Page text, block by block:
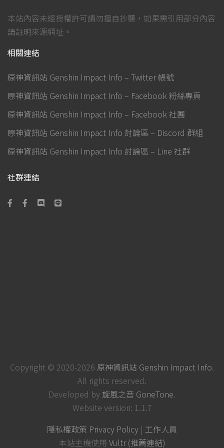
本站內容未經授權許可請勿擅自抄襲，如果需引用部分內容
請註明來源網址。
相關連結
原神資訊站 Genshin Impact Info – Twitter 帳號
原神資訊站 Genshin Impact Info – Facebook 粉絲專頁
原神資訊站 Genshin Impact Info – Facebook 社團
原神資訊站 Genshin Impact Info 討論區 – Discord 群組
原神資訊站 Genshin Impact Info 討論區 – Line 社群
社群連結
Copyright © 2020-2026 原神資訊站 Genshin Impact Info.
All rights reserved.
Developed by 旋風之音 GoneTone.
Website version: 1.1.7
隱私權政策 Privacy Policy | 工作人員
本站主機使用 Vultr (推薦連結)